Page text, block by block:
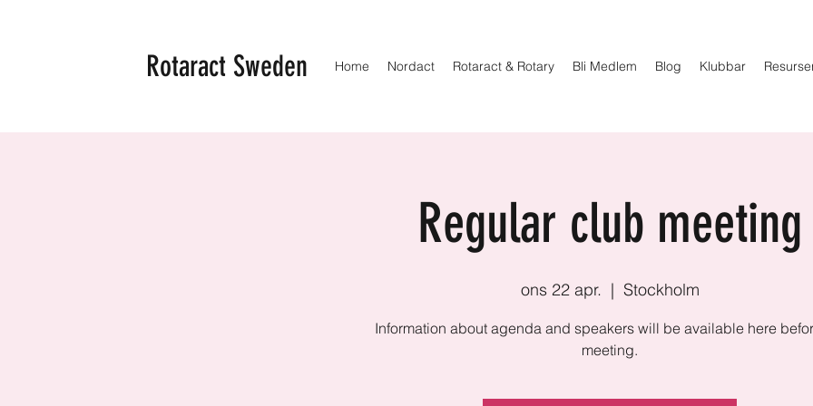
Rotaract Sweden Home Nordact Rotaract & Rotary Bli Medlem Blog Klubbar
Regular club meeting
ons 22 apr.
  |
Stockholm
Information about agenda and speakers will be available here
meeting.